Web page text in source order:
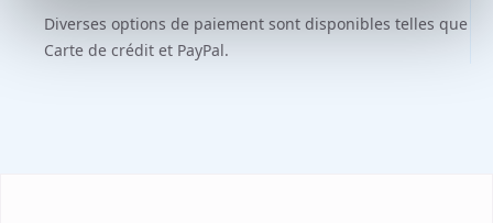
Diverses options de paiement sont disponibles telles que
Carte de crédit et PayPal.